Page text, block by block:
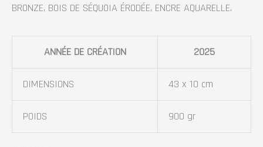
BRONZE, BOIS DE SÉQUOIA ÉRODÉE, ENCRE AQUARELLE.
ANNÉE DE CRÉATION 2025
DIMENSIONS 43 x 10 cm
POIDS 900 gr